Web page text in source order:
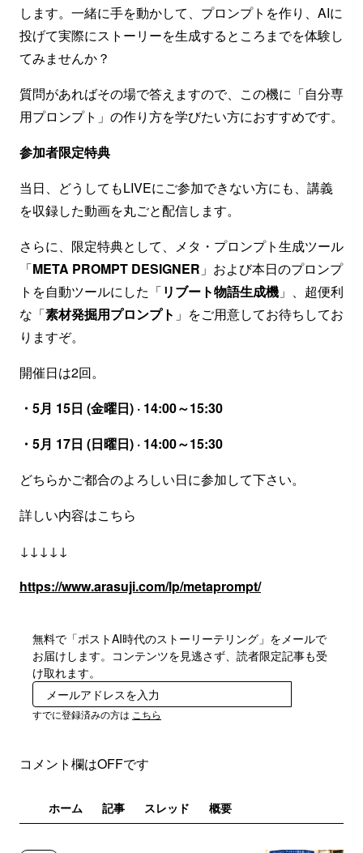
します。一緒に手を動かして、プロンプトを作り、AIに
投げて実際にストーリーを生成するところまでを体験し
てみませんか？
質問があればその場で答えますので、この機に「自分専
用プロンプト」の作り方を学びたい方におすすめです。
参加者限定特典
当日、どうしてもLIVEにご参加できない方にも、講義
を収録した動画を丸ごと配信します。
さらに、限定特典として、メタ・プロンプト生成ツール
「META PROMPT DESIGNER 」および本日のプロンプ
トを自動ツールにした「リブート物語生成機 」、超便利
な「素材発掘用プロンプト 」をご用意してお待ちしてお
りますぞ。
開催日は2回。
・5月 15日 (金曜日) · 14:00～15:30
・5月 17日 (日曜日) · 14:00～15:30
どちらかご都合のよろしい日に参加して下さい。
詳しい内容はこちら
↓↓↓↓↓
https://www.arasuji.com/lp/metaprompt/
無料で「ポストAI時代のストーリーテリング」をメールで
お届けします。コンテンツを見逃さず、読者限定記事も受
け取れます。
すでに登録済みの方は こちら
コメント欄はOFFです
ホーム 記事 スレッド 概要